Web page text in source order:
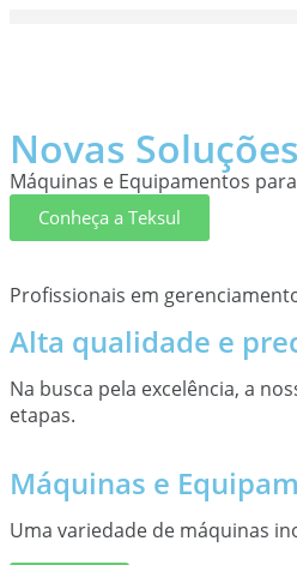
Novas
Máquinas e Equipamentos
Conheça a Teksul
Profissionais em
Alta qualidade e
Na busca pela excelência, a
etapas.
Máquinas e
Uma variedade de máquinas